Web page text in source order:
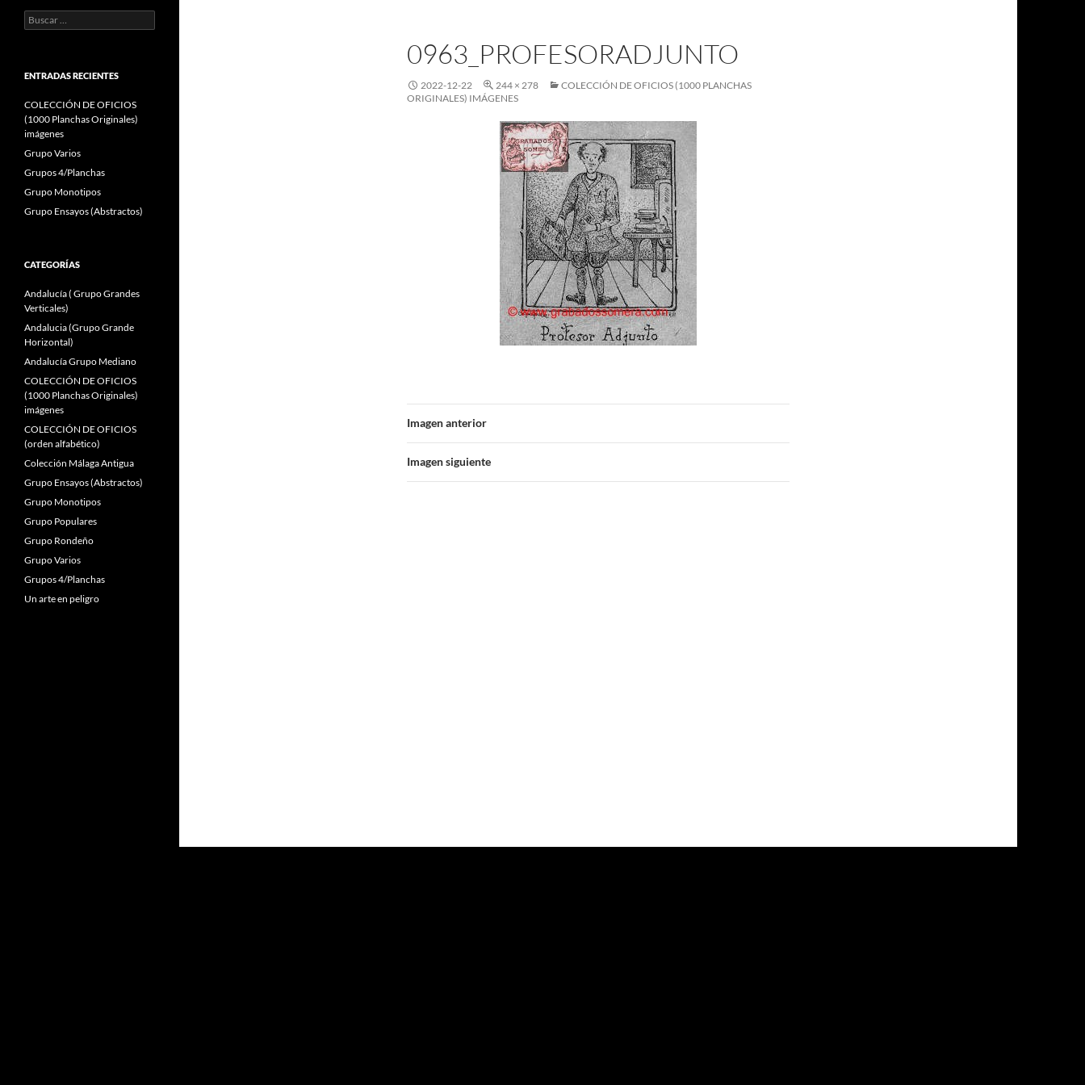
0963_PROFESORADJUNTO
2022-12-22 244 × 278
COLECCIÓN DE OFICIOS (1000 PLANCHAS
ORIGINALES) IMÁGENES
Imagen anterior
Imagen siguiente
Buscar:
ENTRADAS RECIENTES
COLECCIÓN DE OFICIOS
(1000 Planchas Originales)
imágenes
Grupo Varios
Grupos 4/Planchas
Grupo Monotipos
Grupo Ensayos (Abstractos)
CATEGORÍAS
Andalucía ( Grupo Grandes
Verticales)
Andalucia (Grupo Grande
Horizontal)
Andalucía Grupo Mediano
COLECCIÓN DE OFICIOS
(1000 Planchas Originales)
imágenes
COLECCIÓN DE OFICIOS
(orden alfabético)
Colección Málaga Antigua
Grupo Ensayos (Abstractos)
Grupo Monotipos
Grupo Populares
Grupo Rondeño
Grupo Varios
Grupos 4/Planchas
Un arte en peligro